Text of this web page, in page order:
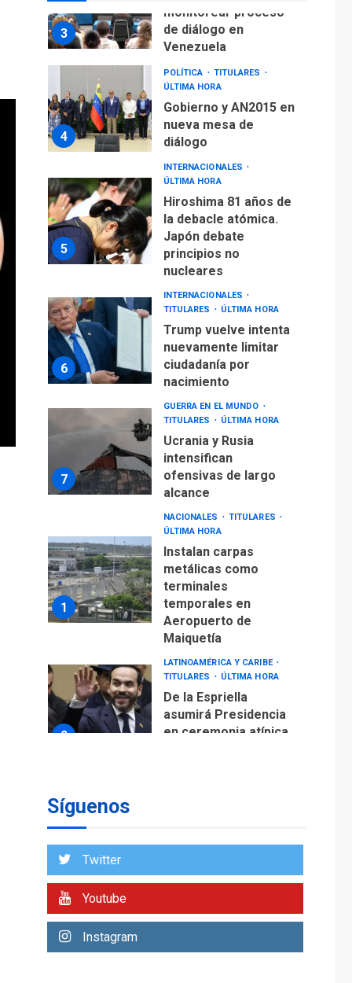
3
monitorear proceso
de diálogo en
Venezuela
4
POLÍTICA
TITULARES
ÚLTIMA HORA
Gobierno y AN2015 en
nueva mesa de
diálogo
5
INTERNACIONALES
ÚLTIMA HORA
Hiroshima 81 años de
la debacle atómica.
Japón debate
principios no
nucleares
6
INTERNACIONALES
TITULARES
ÚLTIMA HORA
Trump vuelve intenta
nuevamente limitar
ciudadanía por
nacimiento
7
GUERRA EN EL MUNDO
TITULARES
ÚLTIMA HORA
Ucrania y Rusia
intensifican
ofensivas de largo
alcance
1
NACIONALES
TITULARES
ÚLTIMA HORA
Instalan carpas
metálicas como
terminales
temporales en
Aeropuerto de
Maiquetía
2
LATINOAMÉRICA Y CARIBE
TITULARES
ÚLTIMA HORA
De la Espriella
asumirá Presidencia
en ceremonia atípica
3
de diálogo en
4
POLÍTICA
TITULARES
Gobierno y AN2015 en
diálogo
Síguenos
Twitter
Youtube
Instagram